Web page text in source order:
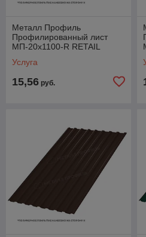
Металл Профиль
Профилированный лист
МП-20x1100-R RETAIL
Услуга
15,56 руб.